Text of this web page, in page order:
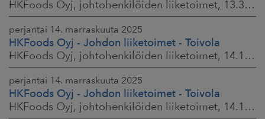
HKFoods Oyj, johtohenkilöiden liiketoimet, 13.3.2026 klo 9.30
perjantai 14. marraskuuta 2025
HKFoods Oyj - Johdon liiketoimet - Toivola
HKFoods Oyj, johtohenkilöiden liiketoimet, 14.11.2025 klo 14.00
perjantai 14. marraskuuta 2025
HKFoods Oyj - Johdon liiketoimet - Toivola
HKFoods Oyj, johtohenkilöiden liiketoimet, 14.11.2025 klo 11.30